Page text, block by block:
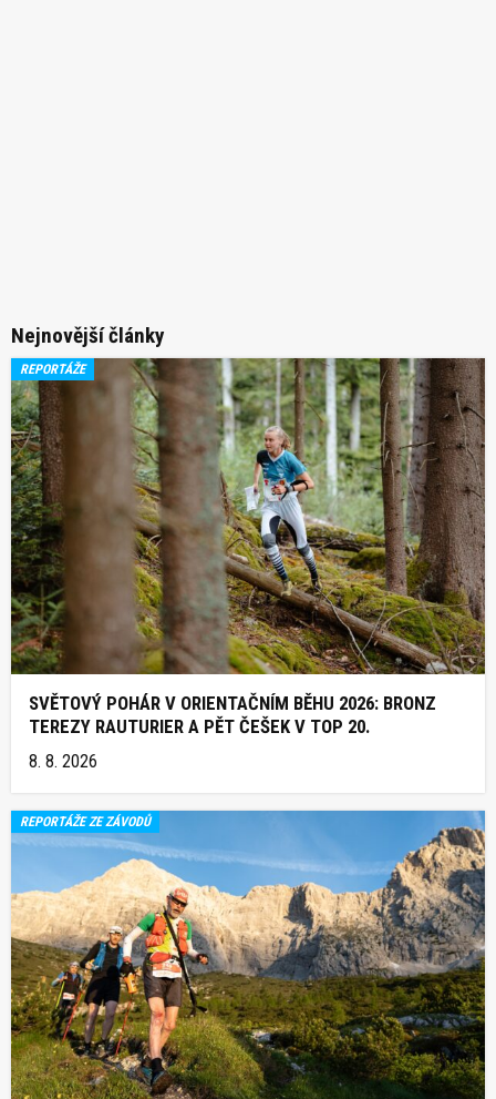
Nejnovější články
REPORTÁŽE
SVĚTOVÝ POHÁR V ORIENTAČNÍM BĚHU 2026: BRONZ
TEREZY RAUTURIER A PĚT ČEŠEK V TOP 20.
8. 8. 2026
REPORTÁŽE ZE ZÁVODŮ